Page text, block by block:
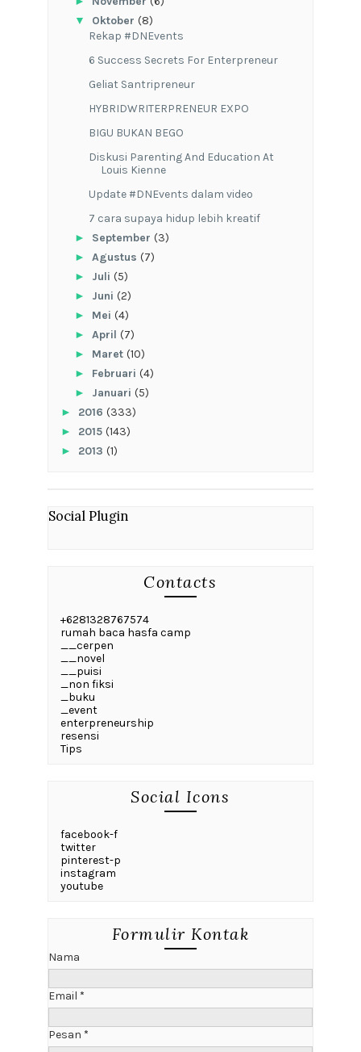
▼ Oktober (8)
Rekap #DNEvents
6 Success Secrets For Enterpreneur
Geliat Santripreneur
HYBRIDWRITERPRENEUR EXPO
BIGU BUKAN BEGO
Diskusi Parenting And Education At
Louis Kienne
Update #DNEvents dalam video
7 cara supaya hidup lebih kreatif
► September (3)
► Agustus (7)
► Juli (5)
► Juni (2)
► Mei (4)
► April (7)
► Maret (10)
► Februari (4)
► Januari (5)
► 2016 (333)
► 2015 (143)
► 2013 (1)
Social Plugin
Contacts
+6281328767574
rumah baca hasfa camp
__cerpen
__novel
__puisi
_non fiksi
_buku
_event
enterpreneurship
resensi
Tips
Social Icons
facebook-f
twitter
pinterest-p
instagram
youtube
Formulir Kontak
Nama
Email *
Pesan *